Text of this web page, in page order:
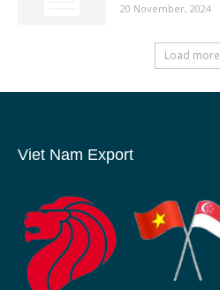
20 November, 2024
Load more
Viet Nam Export